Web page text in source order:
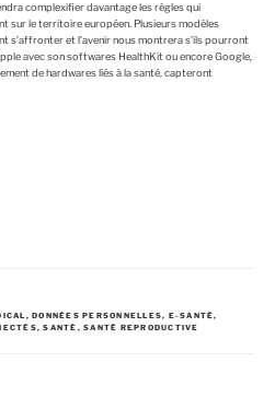
complexifier davantage les règles qui
sur le territoire européen. Plusieurs modèles
s’affronter et l’avenir nous montrera s’ils pourront
avec son softwares HealthKit ou encore Google,
de hardwares liés à la santé, capteront
,DONNÉES PERSONNELLES, E-SANTÉ,
,SANTÉ ,SANTÉ REPRODUCTIVE